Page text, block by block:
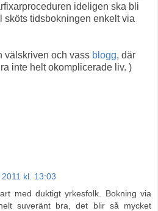
ideligen ska bli
sköts tidsbokningen enkelt via
välskriven och vass blogg, där
inte helt okomplicerade liv. )
kl. 13:03
med duktigt yrkesfolk. Bokning via
suveränt bra, det blir så mycket